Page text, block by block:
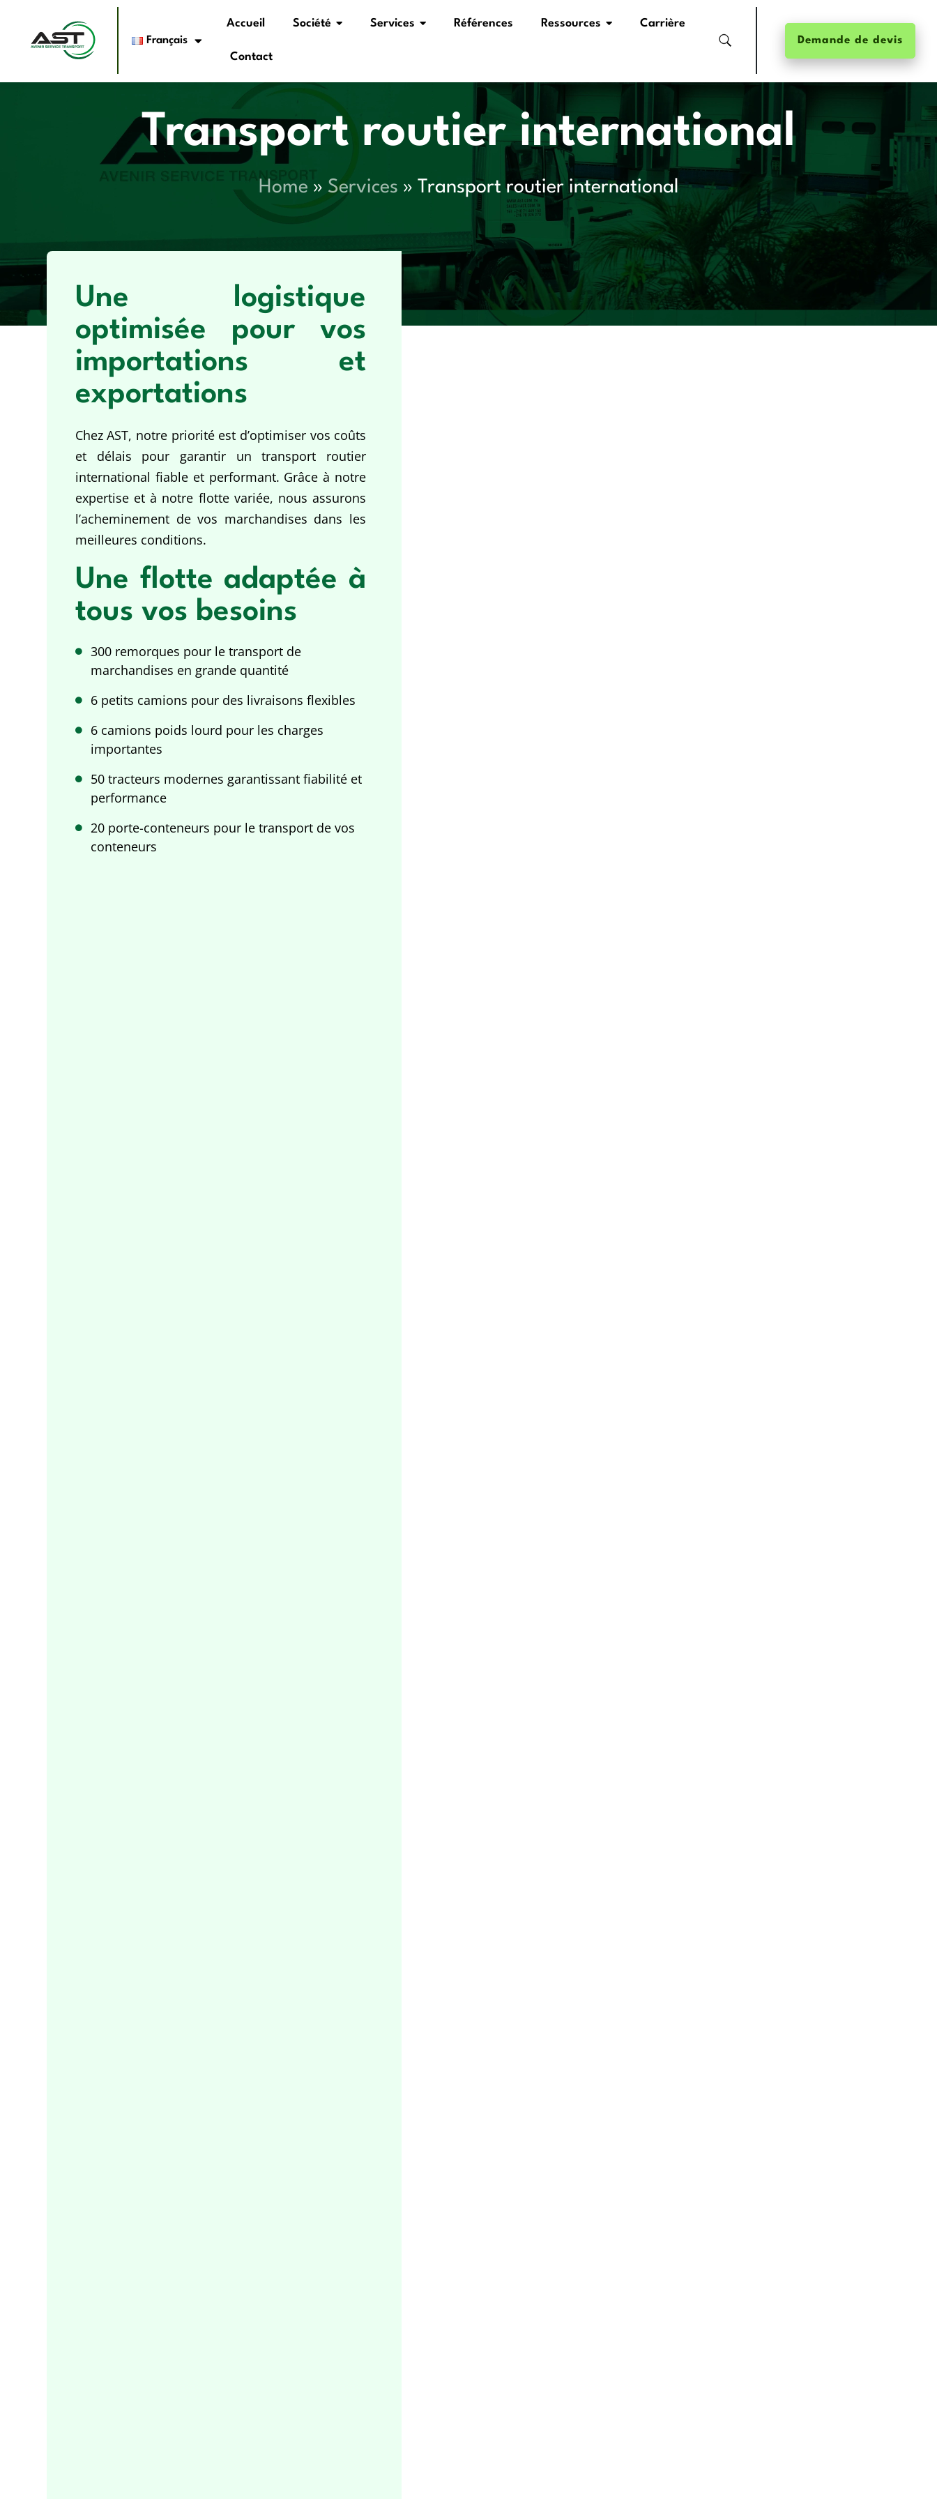
Français
Accueil Société Services Références Ressources Carrière
Contact
Demande de devis
Transport routier international
Home » Services » Transport routier international
Une logistique
optimisée pour vos
importations et
exportations
Chez AST, notre priorité est d’optimiser vos coûts
et délais pour garantir un transport routier
international fiable et performant. Grâce à notre
expertise et à notre flotte variée, nous assurons
l’acheminement de vos marchandises dans les
meilleures conditions.
Une flotte adaptée à
tous vos besoins
300 remorques pour le transport de
marchandises en grande quantité
6 petits camions pour des livraisons flexibles
6 camions poids lourd pour les charges
importantes
50 tracteurs modernes garantissant fiabilité et
performance
20 porte-conteneurs pour le transport de vos
conteneurs